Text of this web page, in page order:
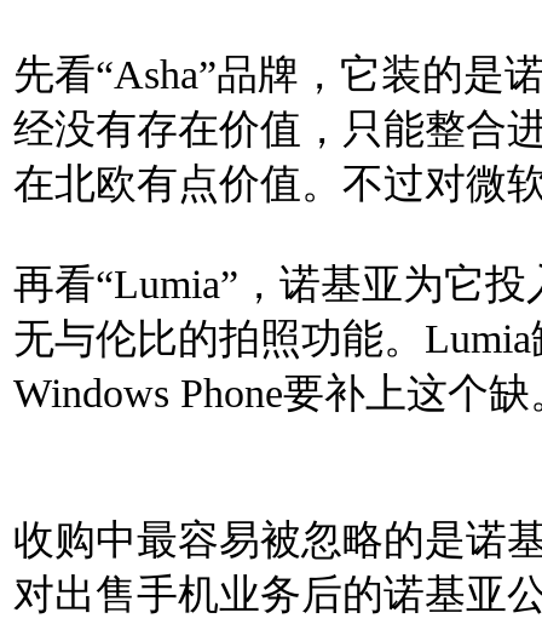
先看“Asha”品牌，它装的是
经没有存在价值，只能整合
在北欧有点价值。不过对微
再看“Lumia”，诺基亚为它
无与伦比的拍照功能。
Windows Phone要补上这个
收购中最容易被忽略的是诺
对出售手机业务后的诺基亚